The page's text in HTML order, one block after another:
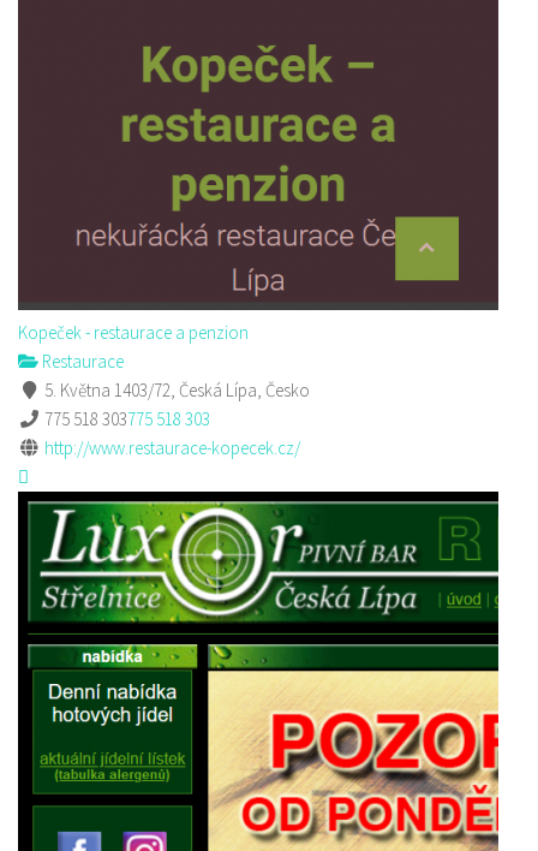
Kopeček - restaurace a penzion
Restaurace
5. Května 1403/72, Česká Lípa, Česko
775 518 303775 518 303
http://www.restaurace-kopecek.cz/